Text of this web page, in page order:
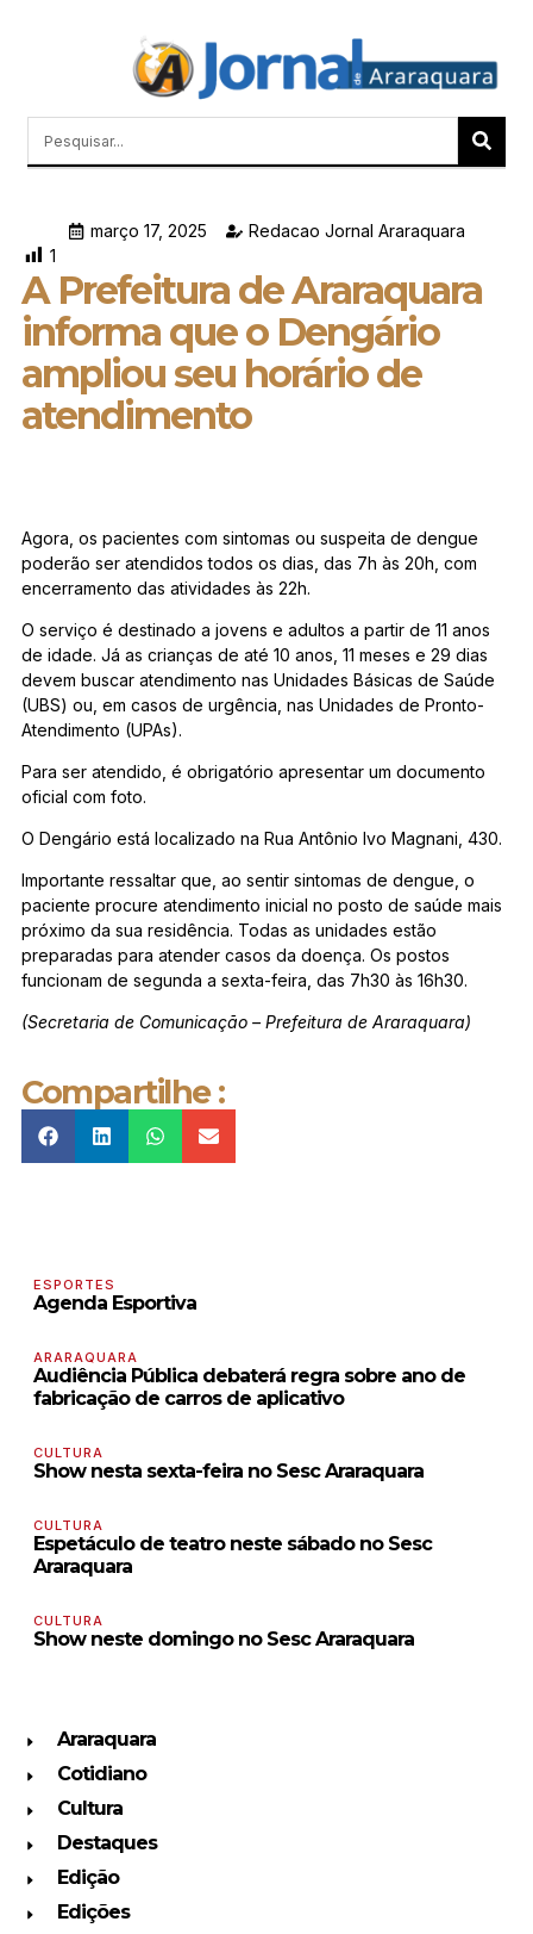
março 17, 2025
Redacao Jornal Araraquara
1
A Prefeitura de Araraquara
informa que o Dengário
ampliou seu horário de
atendimento
Agora, os pacientes com sintomas ou suspeita de dengue
poderão ser atendidos todos os dias, das 7h às 20h, com
encerramento das atividades às 22h.
O serviço é destinado a jovens e adultos a partir de 11 anos
de idade. Já as crianças de até 10 anos, 11 meses e 29 dias
devem buscar atendimento nas Unidades Básicas de Saúde
(UBS) ou, em casos de urgência, nas Unidades de Pronto-
Atendimento (UPAs).
Para ser atendido, é obrigatório apresentar um documento
oficial com foto.
O Dengário está localizado na Rua Antônio Ivo Magnani, 430.
Importante ressaltar que, ao sentir sintomas de dengue, o
paciente procure atendimento inicial no posto de saúde mais
próximo da sua residência. Todas as unidades estão
preparadas para atender casos da doença. Os postos
funcionam de segunda a sexta-feira, das 7h30 às 16h30.
(Secretaria de Comunicação – Prefeitura de Araraquara)
Compartilhe :
ESPORTES
Agenda Esportiva
ARARAQUARA
Audiência Pública debaterá regra sobre ano de
fabricação de carros de aplicativo
CULTURA
Show nesta sexta-feira no Sesc Araraquara
CULTURA
Espetáculo de teatro neste sábado no Sesc
Araraquara
CULTURA
Show neste domingo no Sesc Araraquara
Araraquara
Cotidiano
Cultura
Destaques
Edição
Edições